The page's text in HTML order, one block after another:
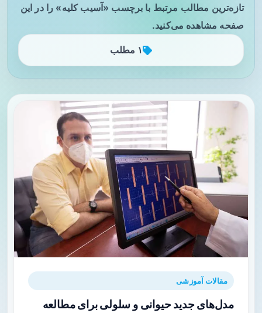
تازه‌ترین مطالب مرتبط با برچسب «آسیب کلیه» را در این
صفحه مشاهده می‌کنید.
۱ مطلب
مقالات آموزشی
مدل‌های جدید حیوانی و سلولی برای مطالعه